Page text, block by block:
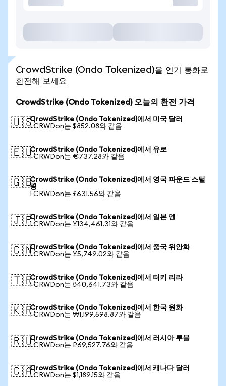
CrowdStrike (Ondo Tokenized)을 인기 통화로
환전해 보세요
CrowdStrike (Ondo Tokenized) 오늘의 환전 가격
🇺🇸CrowdStrike (Ondo Tokenized)에서 미국 달러
1 CRWDon는 $852.08와 같음
🇪🇺CrowdStrike (Ondo Tokenized)에서 유로
1 CRWDon는 €737.28와 같음
🇬🇧CrowdStrike (Ondo Tokenized)에서 영국 파운드 스털
링
1 CRWDon는 £631.56와 같음
🇯🇵CrowdStrike (Ondo Tokenized)에서 일본 엔
1 CRWDon는 ¥134,461.31와 같음
🇨🇳CrowdStrike (Ondo Tokenized)에서 중국 위안화
1 CRWDon는 ¥5,749.02와 같음
🇹🇷CrowdStrike (Ondo Tokenized)에서 터키 리라
1 CRWDon는 ₺40,641.73와 같음
🇰🇷CrowdStrike (Ondo Tokenized)에서 한국 원화
1 CRWDon는 ₩1,199,598.87와 같음
🇷🇺CrowdStrike (Ondo Tokenized)에서 러시아 루블
1 CRWDon는 ₽69,527.76와 같음
🇨🇦CrowdStrike (Ondo Tokenized)에서 캐나다 달러
1 CRWDon는 $1,189.15와 같음